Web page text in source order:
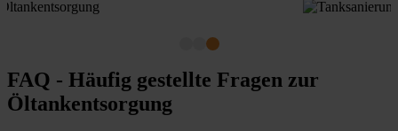
FAQ - Häufig gestellte Fragen zur
Öltankentsorgung